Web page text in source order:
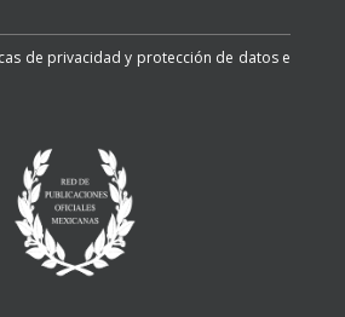
de privacidad y protección de datos e